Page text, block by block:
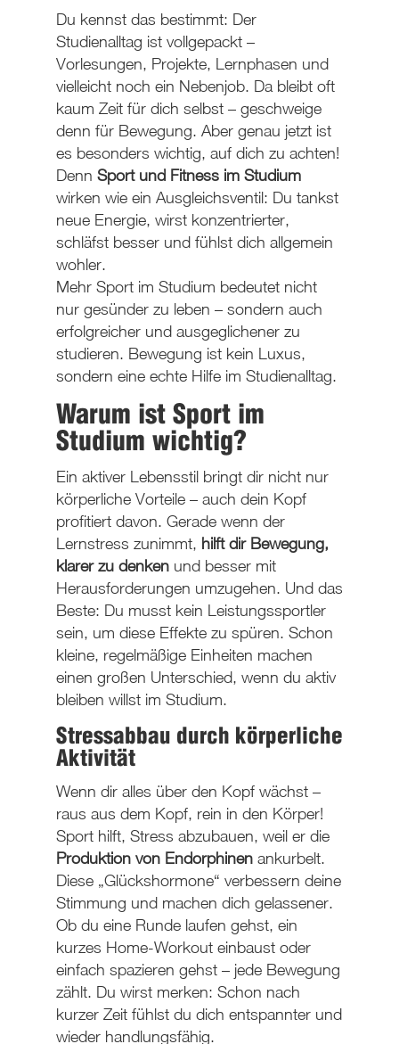
Du kennst das bestimmt: Der
Studienalltag ist vollgepackt –
Vorlesungen, Projekte, Lernphasen und
vielleicht noch ein Nebenjob. Da bleibt oft
kaum Zeit für dich selbst – geschweige
denn für Bewegung. Aber genau jetzt ist
es besonders wichtig, auf dich zu achten!
Denn Sport und Fitness im Studium
wirken wie ein Ausgleichsventil: Du tankst
neue Energie, wirst konzentrierter,
schläfst besser und fühlst dich allgemein
wohler.
Mehr Sport im Studium bedeutet nicht
nur gesünder zu leben – sondern auch
erfolgreicher und ausgeglichener zu
studieren. Bewegung ist kein Luxus,
sondern eine echte Hilfe im Studienalltag.
Warum ist Sport im
Studium wichtig?
Ein aktiver Lebensstil bringt dir nicht nur
körperliche Vorteile – auch dein Kopf
profitiert davon. Gerade wenn der
Lernstress zunimmt, hilft dir Bewegung,
klarer zu denkenund besser mit
Herausforderungen umzugehen. Und das
Beste: Du musst kein Leistungssportler
sein, um diese Effekte zu spüren. Schon
kleine, regelmäßige Einheiten machen
einen großen Unterschied, wenn du aktiv
bleiben willst im Studium.
Stressabbau durch körperliche
Aktivität
Wenn dir alles über den Kopf wächst –
raus aus dem Kopf, rein in den Körper!
Sport hilft, Stress abzubauen, weil er die
Produktion von Endorphinenankurbelt.
Diese „Glückshormone“ verbessern deine
Stimmung und machen dich gelassener.
Ob du eine Runde laufen gehst, ein
kurzes Home-Workout einbaust oder
einfach spazieren gehst – jede Bewegung
zählt. Du wirst merken: Schon nach
kurzer Zeit fühlst du dich entspannter und
wieder handlungsfähig.